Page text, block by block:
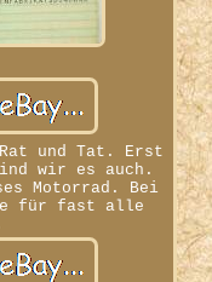
und Tat. Erst
wir es auch.
Motorrad. Bei
für fast alle